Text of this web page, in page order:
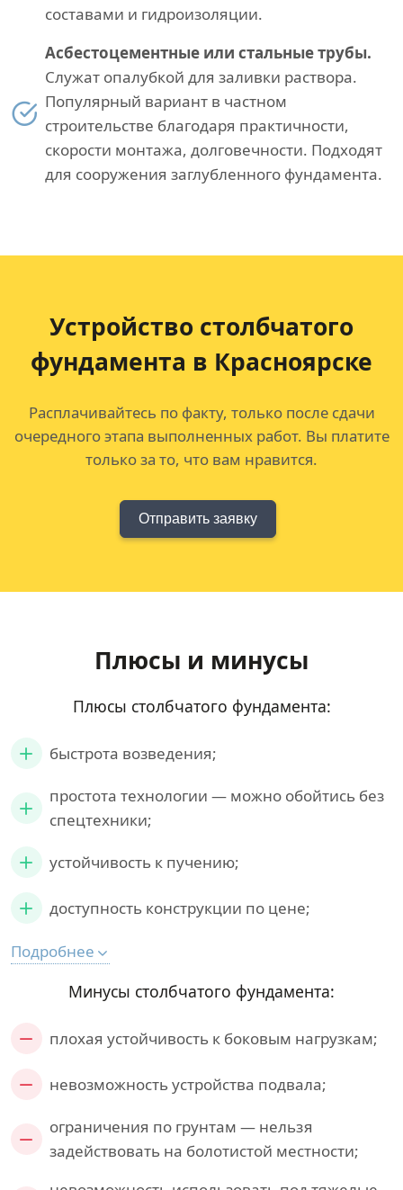
составами и гидроизоляции.
Асбестоцементные или стальные трубы.
Служат опалубкой для заливки раствора.
Популярный вариант в частном
строительстве благодаря практичности,
скорости монтажа, долговечности. Подходят
для сооружения заглубленного фундамента.
Устройство столбчатого
фундамента в Красноярске
Расплачивайтесь по факту, только после сдачи
очередного этапа выполненных работ. Вы платите
только за то, что вам нравится.
Отправить заявку
Плюсы и минусы
Плюсы столбчатого фундамента:
быстрота возведения;
простота технологии — можно обойтись без
спецтехники;
устойчивость к пучению;
доступность конструкции по цене;
Подробнее
Минусы столбчатого фундамента:
плохая устойчивость к боковым нагрузкам;
невозможность устройства подвала;
ограничения по грунтам — нельзя
задействовать на болотистой местности;